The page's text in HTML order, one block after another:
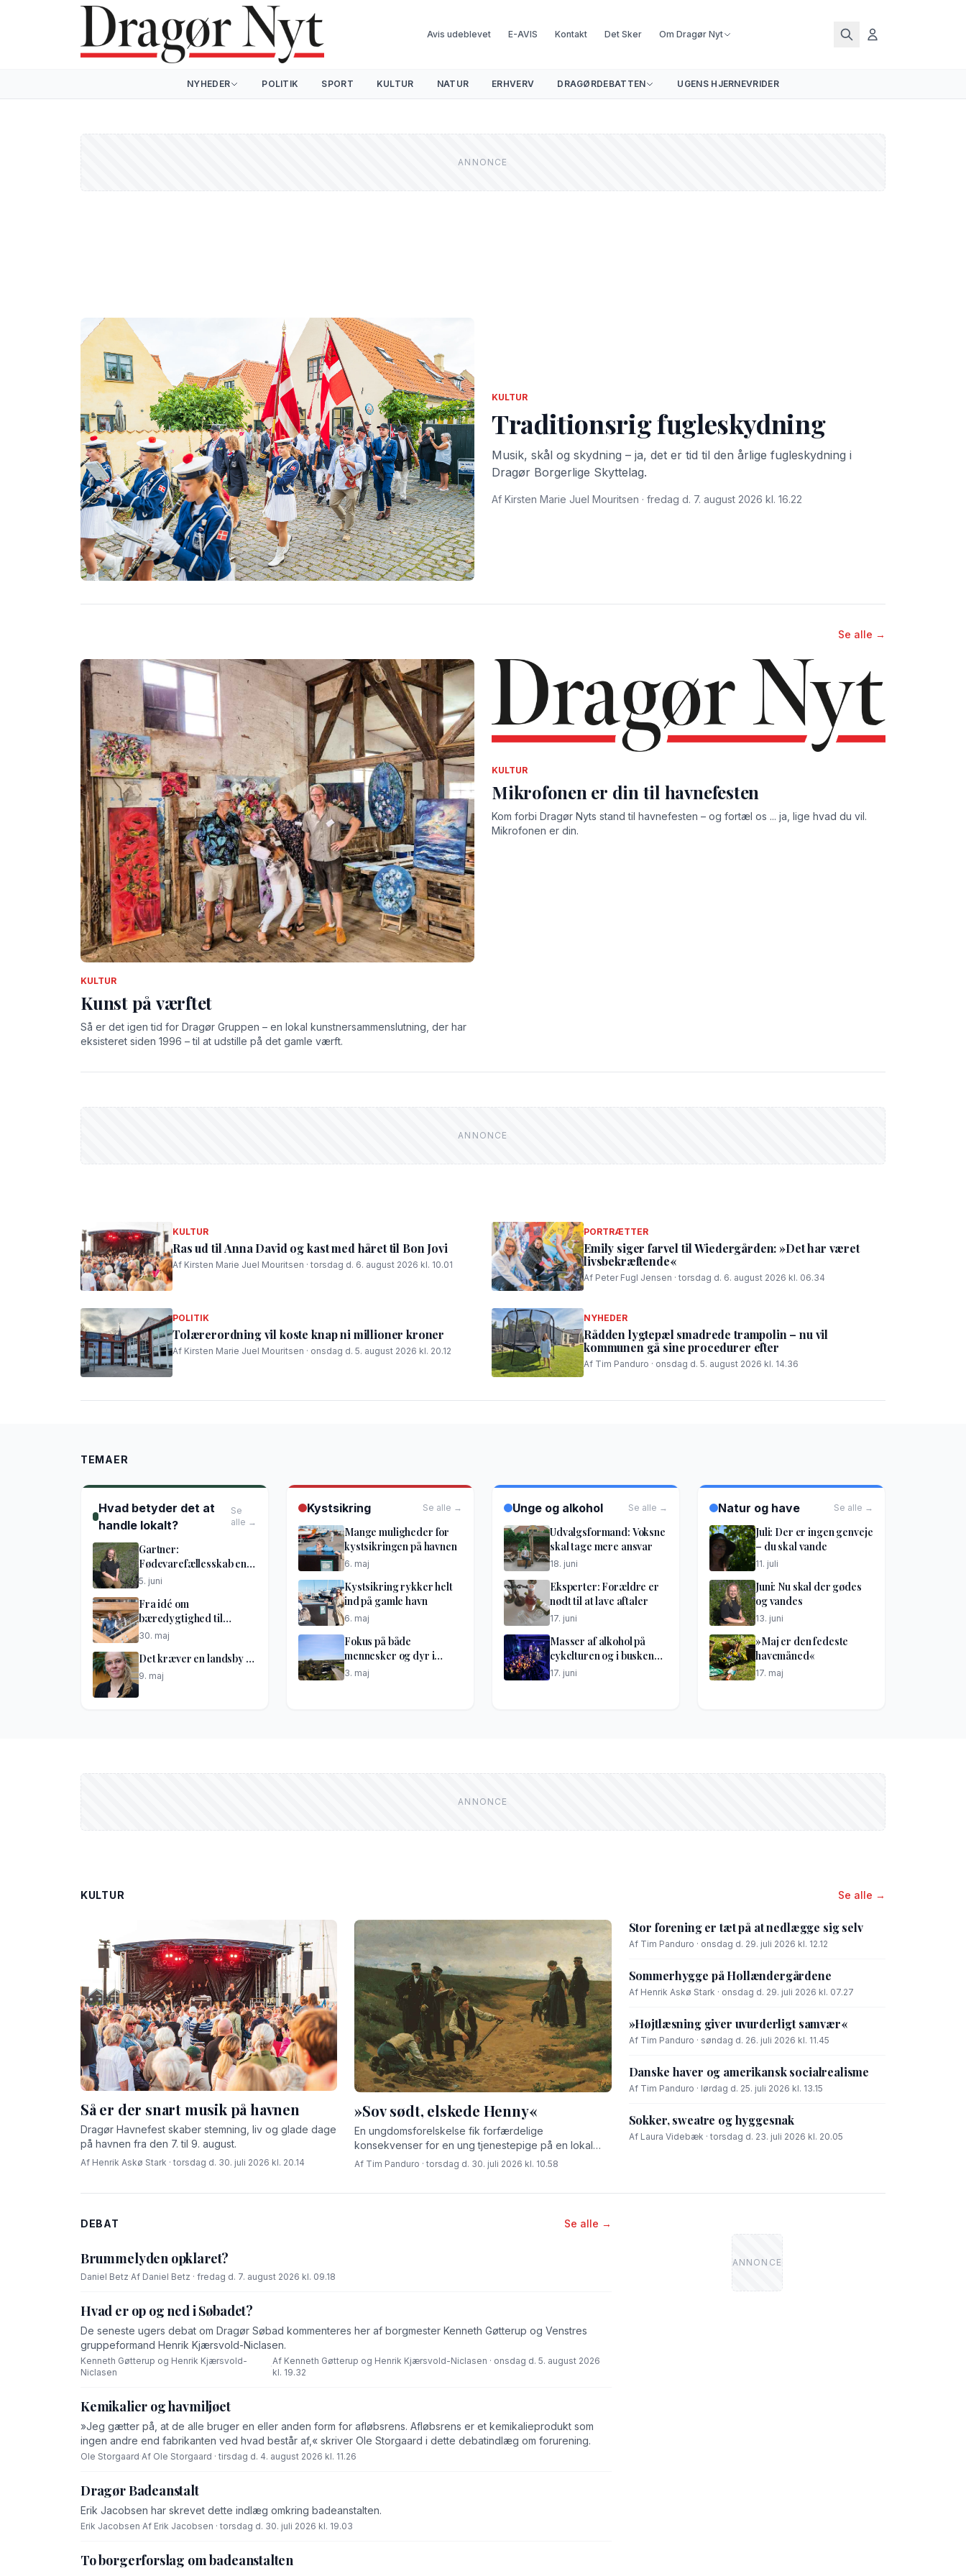
Avis udeblevet E-AVIS Kontakt Det Sker Om Dragør Nyt
NYHEDER POLITIK SPORT KULTUR NATUR ERHVERV DRAGØRDEBATTEN UGENS HJERNEVRIDER
KULTUR
Traditionsrig fugleskydning
Musik, skål og skydning – ja, det er tid til den årlige fugleskydning i
Dragør Borgerlige Skyttelag.
Af Kirsten Marie Juel Mouritsen · fredag d. 7. august 2026 kl. 16.22
Se alle →
KULTUR
Kunst på værftet
Så er det igen tid for Dragør Gruppen – en lokal kunstnersammenslutning, der har
eksisteret siden 1996 – til at udstille på det gamle værft.
KULTUR
Mikrofonen er din til havnefesten
Kom forbi Dragør Nyts stand til havnefesten – og fortæl os ... ja, lige hvad du vil.
Mikrofonen er din.
KULTUR
Ras ud til Anna David og kast med håret til Bon Jovi
Af Kirsten Marie Juel Mouritsen · torsdag d. 6. august 2026 kl. 10.01
PORTRÆTTER
Emily siger farvel til Wiedergården: »Det har været
livsbekræftende«
Af Peter Fugl Jensen · torsdag d. 6. august 2026 kl. 06.34
POLITIK
Tolærerordning vil koste knap ni millioner kroner
Af Kirsten Marie Juel Mouritsen · onsdag d. 5. august 2026 kl. 20.12
NYHEDER
Rådden lygtepæl smadrede trampolin – nu vil
kommunen gå sine procedurer efter
Af Tim Panduro · onsdag d. 5. august 2026 kl. 14.36
TEMAER
Hvad betyder det at
handle lokalt?
Se
alle →
Gartner:
Fødevarefællesskab en
god idé
5. juni
Fra idé om
bæredygtighed til
netværkshus
30. maj
Det kræver en landsby …
9. maj
Kystsikring Se alle →
Mange muligheder for
kystsikringen på havnen
6. maj
Kystsikring rykker helt
ind på gamle havn
6. maj
Fokus på både
mennesker og dyr i
optakt til lufthavnsdiget
3. maj
Unge og alkohol Se alle →
Udvalgsformand: Voksne
skal tage mere ansvar
18. juni
Eksperter: Forældre er
nødt til at lave aftaler
17. juni
Masser af alkohol på
cykelturen og i buskene
til festen
17. juni
Natur og have Se alle →
Juli: Der er ingen genveje
– du skal vande
11. juli
Juni: Nu skal der gødes
og vandes
13. juni
»Maj er den fedeste
havemåned«
17. maj
KULTUR Se alle →
Så er der snart musik på havnen
Dragør Havnefest skaber stemning, liv og glade dage
på havnen fra den 7. til 9. august.
Af Henrik Askø Stark · torsdag d. 30. juli 2026 kl. 20.14
»Sov sødt, elskede Henny«
En ungdomsforelskelse fik forfærdelige
konsekvenser for en ung tjenestepige på en lokal
gård for godt 100 år siden.
Af Tim Panduro · torsdag d. 30. juli 2026 kl. 10.58
Stor forening er tæt på at nedlægge sig selv
Af Tim Panduro · onsdag d. 29. juli 2026 kl. 12.12
Sommerhygge på Hollændergårdene
Af Henrik Askø Stark · onsdag d. 29. juli 2026 kl. 07.27
»Højtlæsning giver uvurderligt samvær«
Af Tim Panduro · søndag d. 26. juli 2026 kl. 11.45
Danske haver og amerikansk socialrealisme
Af Tim Panduro · lørdag d. 25. juli 2026 kl. 13.15
Sokker, sweatre og hyggesnak
Af Laura Videbæk · torsdag d. 23. juli 2026 kl. 20.05
DEBAT Se alle →
Brummelyden opklaret?
Daniel Betz·Af Daniel Betz · fredag d. 7. august 2026 kl. 09.18
Hvad er op og ned i Søbadet?
De seneste ugers debat om Dragør Søbad kommenteres her af borgmester Kenneth Gøtterup og Venstres
gruppeformand Henrik Kjærsvold-Niclasen.
Kenneth Gøtterup og Henrik Kjærsvold-
Niclasen
·
Af Kenneth Gøtterup og Henrik Kjærsvold-Niclasen · onsdag d. 5. august 2026
kl. 19.32
Kemikalier og havmiljøet
»Jeg gætter på, at de alle bruger en eller anden form for afløbsrens. Afløbsrens er et kemikalieprodukt som
ingen andre end fabrikanten ved hvad består af,« skriver Ole Storgaard i dette debatindlæg om forurening.
Ole Storgaard·Af Ole Storgaard · tirsdag d. 4. august 2026 kl. 11.26
Dragør Badeanstalt
Erik Jacobsen har skrevet dette indlæg omkring badeanstalten.
Erik Jacobsen·Af Erik Jacobsen · torsdag d. 30. juli 2026 kl. 19.03
To borgerforslag om badeanstalten